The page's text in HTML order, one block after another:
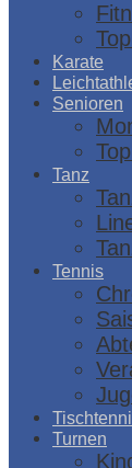
Karate
Senioren
Tanz
Tennis
Turnen